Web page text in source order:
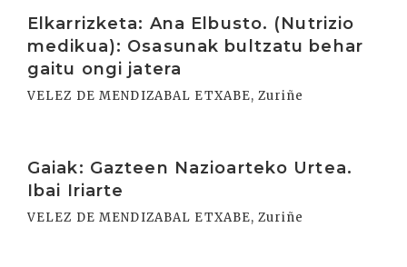
Elkarrizketa: Ana Elbusto. (Nutrizio
medikua): Osasunak bultzatu behar
gaitu ongi jatera
VELEZ DE MENDIZABAL ETXABE, Zuriñe
Gaiak: Gazteen Nazioarteko Urtea.
Ibai Iriarte
VELEZ DE MENDIZABAL ETXABE, Zuriñe